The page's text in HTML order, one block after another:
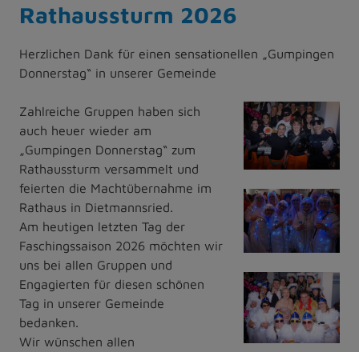
Rathaussturm 2026
Herzlichen Dank für einen sensationellen „Gumpingen
Donnerstag“ in unserer Gemeinde
Zahlreiche Gruppen haben sich
auch heuer wieder am
„Gumpingen Donnerstag“ zum
Rathaussturm versammelt und
feierten die Machtübernahme im
Rathaus in Dietmannsried.
Am heutigen letzten Tag der
Faschingssaison 2026 möchten wir
uns bei allen Gruppen und
Engagierten für diesen schönen
Tag in unserer Gemeinde
bedanken.
Wir wünschen allen